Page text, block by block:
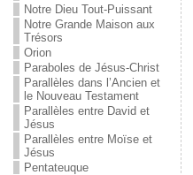
Notre Dieu Tout-Puissant
Notre Grande Maison aux
Trésors
Orion
Paraboles de Jésus-Christ
Parallèles dans l’Ancien et
le Nouveau Testament
Parallèles entre David et
Jésus
Parallèles entre Moïse et
Jésus
Pentateuque